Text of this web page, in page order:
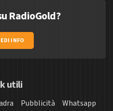
RadioGold?
INFO
utili
Pubblicità
Whatsapp